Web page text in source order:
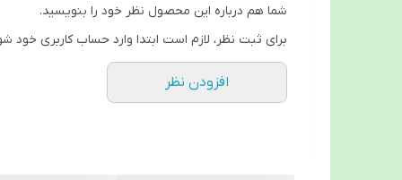
دارای بسته بندی 20 عددی در سایز بندی 41*40 MM و بصورت پلمپ و ضد آب است.
شما هم درباره این محصول نظر خود را بنویسید.
برای ثبت نظر، لازم است ابتدا وارد حساب کاربری خود
افزودن نظر